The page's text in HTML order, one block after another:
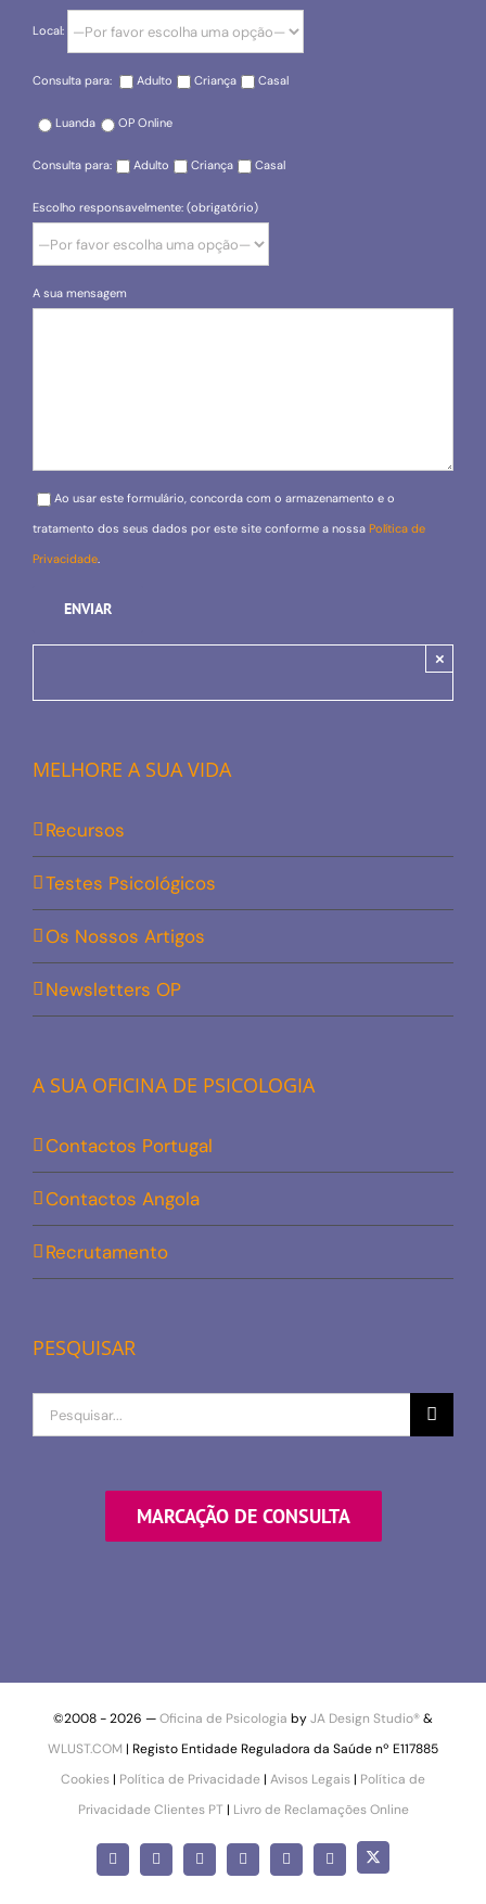
Local:
Consulta para: Adulto Criança Casal
Luanda OP Online
Consulta para: Adulto Criança Casal
Escolho responsavelmente: (obrigatório)
A sua mensagem
Please leave this field empty.
Ao usar este formulário, concorda com o armazenamento e o
tratamento dos seus dados por este site conforme a nossa Política de
Privacidade.
×
MELHORE A SUA VIDA
Recursos
Testes Psicológicos
Os Nossos Artigos
Newsletters OP
A SUA OFICINA DE PSICOLOGIA
Contactos Portugal
Contactos Angola
Recrutamento
PESQUISAR
Procurar
por
MARCAÇÃO DE CONSULTA
©2008 -2026 —Oficina de Psicologia byJA Design Studio®&
WLUST.COM | Registo Entidade Reguladora da Saúde nº E117885
Cookies| Política de Privacidade| Avisos Legais| Política de
Privacidade Clientes PT | Livro de Reclamações Online
FacebookInstagramLinkedInYouTubePinterestSoundCloud
X